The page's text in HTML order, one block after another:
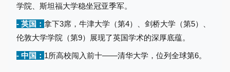
学院、斯坦福大学稳坐冠亚季军。
- 英国： 拿下3席，牛津大学（第4）、剑桥大学（第5）、
伦敦大学学院（第9）展现了英国学术的深厚底蕴。
- 中国： 1所高校闯入前十——清华大学，位列全球第6。